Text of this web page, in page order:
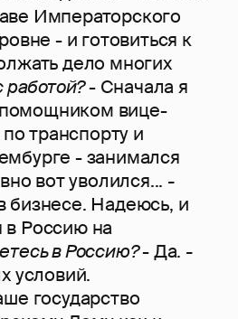
Императорского
- и готовиться к
дело многих
работой?- Сначала я
вице-
транспорту и
- занимался
вот уволился... -
бизнесе. Надеюсь, и
в Россию на
в Россию?- Да. -
условий.
государство